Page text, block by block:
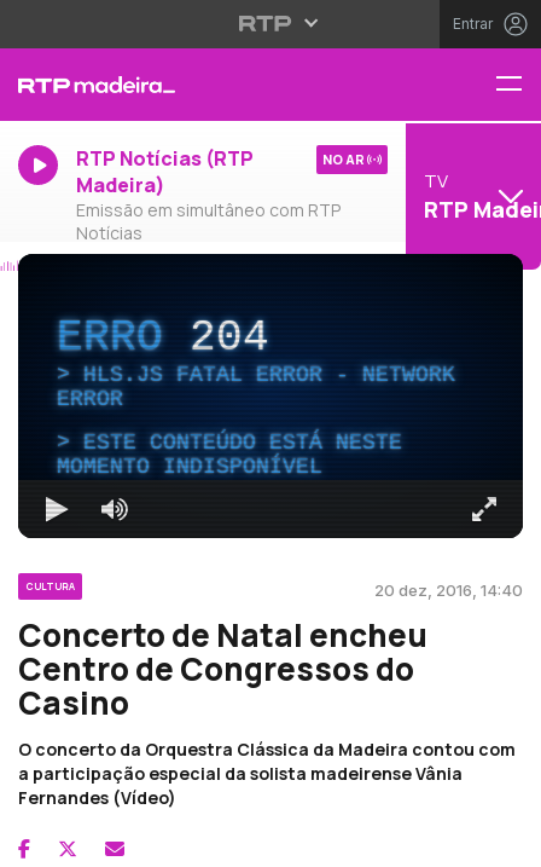
Entrar
RTP Notícias (RTP
Madeira)
Emissão em simultâneo com RTP
Notícias
NO AR
TV
RTP
ERRO204
HLS.JS FATAL ERROR - NETWORK
ERROR
ESTE CONTEÚDO ESTÁ NESTE
MOMENTO INDISPONÍVEL
CULTURA 20 dez, 2016, 14:40
Concerto de Natal encheu
Centro de Congressos do
Casino
O concerto da Orquestra Clássica da Madeira contou com
a participação especial da solista madeirense Vânia
Fernandes (Vídeo)